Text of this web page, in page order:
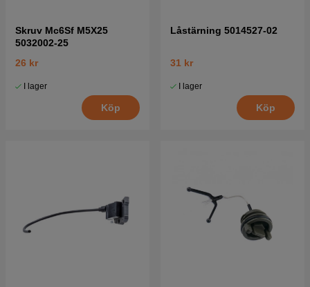
Skruv Mc6Sf M5X25
5032002-25
26 kr
I lager
Köp
Låstärning 5014527-02
31 kr
I lager
Köp